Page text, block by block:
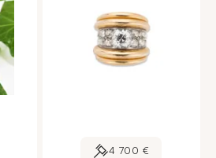
4 700 €